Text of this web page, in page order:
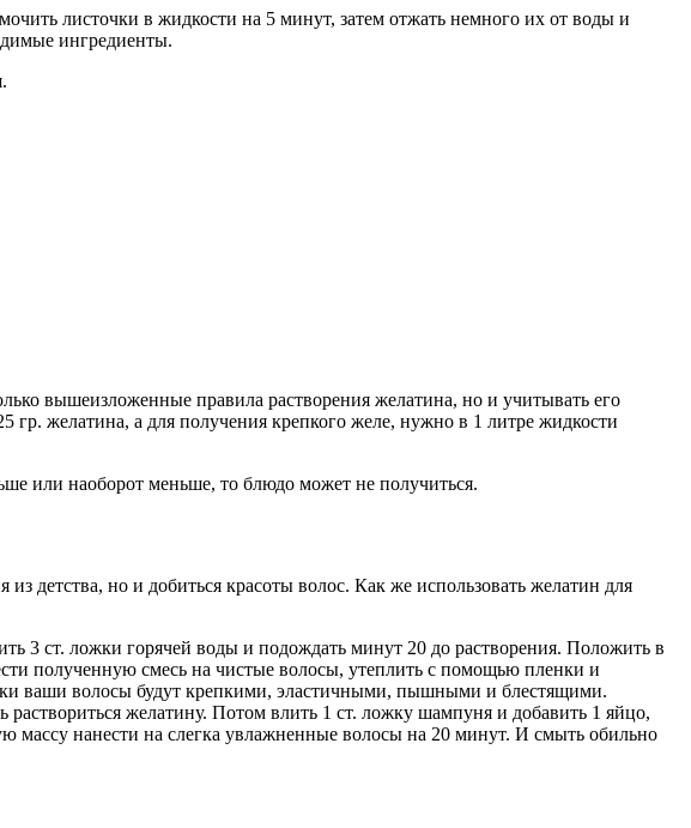
листочки в жидкости на 5 минут, затем отжать немного их от воды и
ингредиенты.
вышеизложенные правила растворения желатина, но и учитывать его
желатина, а для получения крепкого желе, нужно в 1 литре жидкости
или наоборот меньше, то блюдо может не получиться.
детства, но и добиться красоты волос. Как же использовать желатин для
3 ст. ложки горячей воды и подождать минут 20 до растворения. Положить в
полученную смесь на чистые волосы, утеплить с помощью пленки и
ваши волосы будут крепкими, эластичными, пышными и блестящими.
желатину. Потом влить 1 ст. ложку шампуня и добавить 1 яйцо,
массу нанести на слегка увлажненные волосы на 20 минут. И смыть обильно